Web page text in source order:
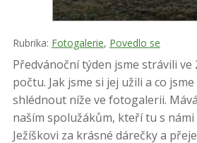
Rubrika: Fotogalerie, Povedlo se
Předvánoční týden jsme strávili ve
počtu. Jak jsme si jej užili a co
shlédnout níže ve fotogalerii.
naším spolužákům, kteří tu s
Ježíškovi za krásné dárečky a